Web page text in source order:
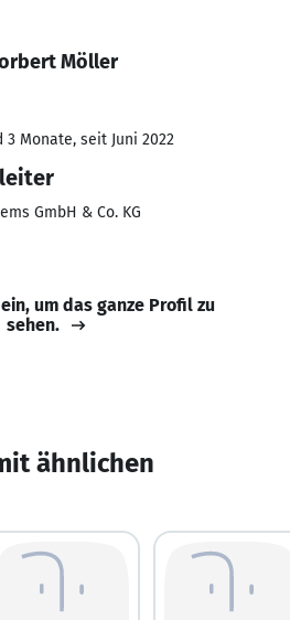
Möller
3 Monate, seit Juni 2022
GmbH & Co. KG
um das ganze Profil zu
sehen.
ähnlichen